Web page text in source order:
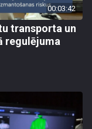
00:03:42
transporta un
regulējuma